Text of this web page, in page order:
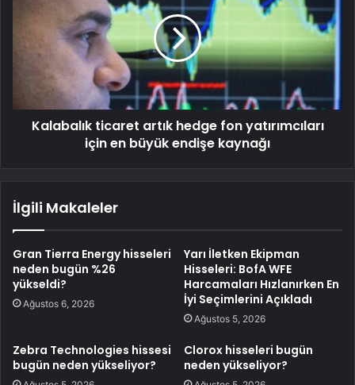
Kalabalık ticaret artık hedge fon yatırımcıları
için en büyük endişe kaynağı
İlgili Makaleler
Gran Tierra Energy hisseleri
neden bugün %26
yükseldi?
Ağustos 6, 2026
Yarı İletken Ekipman
Hisseleri: BofA WFE
Harcamaları Hızlanırken En
İyi Seçimlerini Açıkladı
Ağustos 5, 2026
Zebra Technologies hissesi
bugün neden yükseliyor?
Clorox hisseleri bugün
neden yükseliyor?